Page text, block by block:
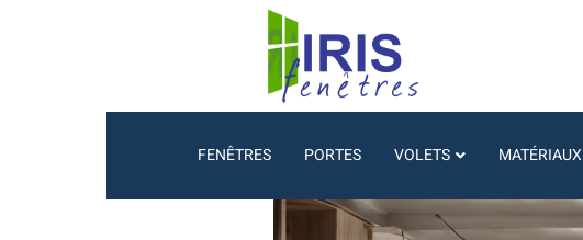
FENÊTRES PORTES VOLETS MATÉRIAUX